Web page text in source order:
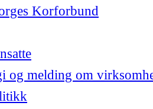
Korforbund
og melding om